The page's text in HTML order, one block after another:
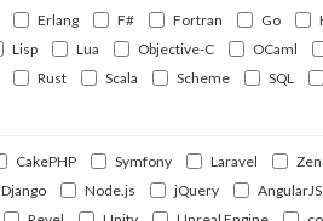
Erlang F# Fortran Go
Lisp Lua Objective-C OCaml
Rust Scala Scheme SQL
CakePHP Symfony Laravel
Django Node.js jQuery AngularJS